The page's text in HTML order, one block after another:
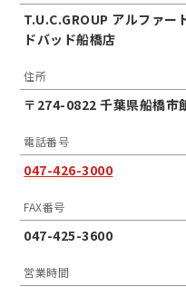
T.U.C.GROUP アルファー
ドバッド船橋店
住所
〒274-0822 千葉県船橋市
電話番号
047-426-3000
FAX番号
047-425-3600
営業時間